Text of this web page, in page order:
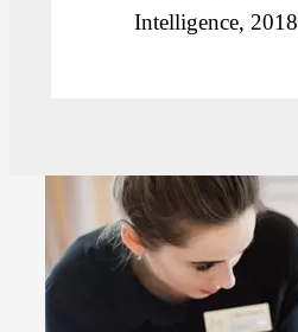
Intelligence, 2018